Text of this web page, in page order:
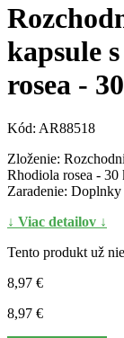
kapsule
rosea -
Kód: AR88518
Zloženie:
Rhodiola rosea - 30
Zaradenie:
↓ Viac detailov ↓
Tento produkt už
8,97 €
8,97 €